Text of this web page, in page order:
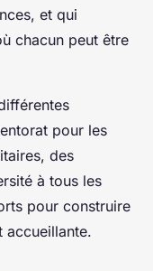
et qui
chacun peut être
pour les
des
à tous les
pour construire
accueillante.